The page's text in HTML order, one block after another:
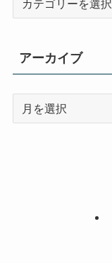
ー
アーカイブ